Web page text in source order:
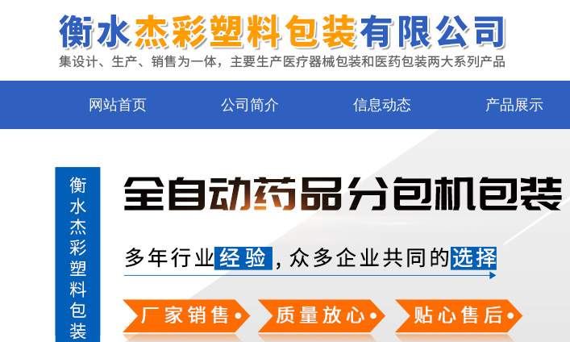
网站首页 公司简介 信息动态 产品展示